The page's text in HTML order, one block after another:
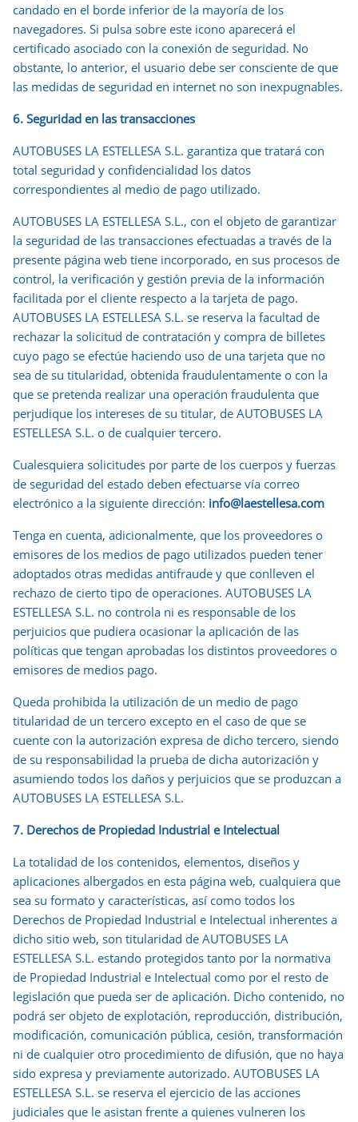
candado en el borde inferior de la mayoría de los
navegadores. Si pulsa sobre este icono aparecerá el
certificado asociado con la conexión de seguridad. No
obstante, lo anterior, el usuario debe ser consciente de que
las medidas de seguridad en internet no son inexpugnables.
6. Seguridad en las transacciones
AUTOBUSES LA ESTELLESA S.L. garantiza que tratará con
total seguridad y confidencialidad los datos
correspondientes al medio de pago utilizado.
AUTOBUSES LA ESTELLESA S.L., con el objeto de garantizar
la seguridad de las transacciones efectuadas a través de la
presente página web tiene incorporado, en sus procesos de
control, la verificación y gestión previa de la información
facilitada por el cliente respecto a la tarjeta de pago.
AUTOBUSES LA ESTELLESA S.L. se reserva la facultad de
rechazar la solicitud de contratación y compra de billetes
cuyo pago se efectúe haciendo uso de una tarjeta que no
sea de su titularidad, obtenida fraudulentamente o con la
que se pretenda realizar una operación fraudulenta que
perjudique los intereses de su titular, de AUTOBUSES LA
ESTELLESA S.L. o de cualquier tercero.
Cualesquiera solicitudes por parte de los cuerpos y fuerzas
de seguridad del estado deben efectuarse vía correo
electrónico a la siguiente dirección: info@laestellesa.com
Tenga en cuenta, adicionalmente, que los proveedores o
emisores de los medios de pago utilizados pueden tener
adoptados otras medidas antifraude y que conlleven el
rechazo de cierto tipo de operaciones. AUTOBUSES LA
ESTELLESA S.L. no controla ni es responsable de los
perjuicios que pudiera ocasionar la aplicación de las
políticas que tengan aprobadas los distintos proveedores o
emisores de medios pago.
Queda prohibida la utilización de un medio de pago
titularidad de un tercero excepto en el caso de que se
cuente con la autorización expresa de dicho tercero, siendo
de su responsabilidad la prueba de dicha autorización y
asumiendo todos los daños y perjuicios que se produzcan a
AUTOBUSES LA ESTELLESA S.L.
7. Derechos de Propiedad Industrial e Intelectual
La totalidad de los contenidos, elementos, diseños y
aplicaciones albergados en esta página web, cualquiera que
sea su formato y características, así como todos los
Derechos de Propiedad Industrial e Intelectual inherentes a
dicho sitio web, son titularidad de AUTOBUSES LA
ESTELLESA S.L. estando protegidos tanto por la normativa
de Propiedad Industrial e Intelectual como por el resto de
legislación que pueda ser de aplicación. Dicho contenido, no
podrá ser objeto de explotación, reproducción, distribución,
modificación, comunicación pública, cesión, transformación
ni de cualquier otro procedimiento de difusión, que no haya
sido expresa y previamente autorizado. AUTOBUSES LA
ESTELLESA S.L. se reserva el ejercicio de las acciones
judiciales que le asistan frente a quienes vulneren los